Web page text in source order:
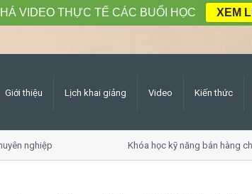
Giới thiệu Lịch khai giảng Video Kiến thức
nghiệp Khóa học kỹ năng bán hàng
VIDEO THỰC TẾ CÁC BUỔI HỌC XEM